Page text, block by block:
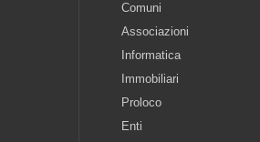
Comuni
Associazioni
Informatica
Immobiliari
Proloco
Enti